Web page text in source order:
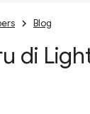
Blog
di